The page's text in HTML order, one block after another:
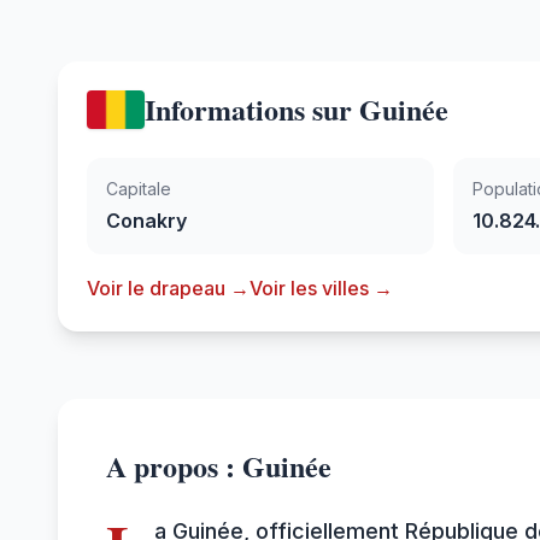
Informations sur Guinée
Capitale
Conakry
Voir le drapeau →Voir les villes →
A propos : Guinée
a Guinée, officiellement République